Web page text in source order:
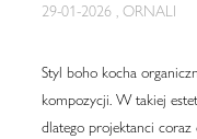
29-01-2026 , ORNALI
Styl boho kocha
kompozycji. W takiej
dlatego projektanci coraz